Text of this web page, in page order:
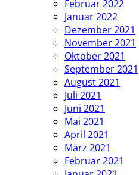
Februar 2022
Januar 2022
Dezember 2021
November 2021
Oktober 2021
September 2021
August 2021
Juli 2021
Juni 2021
Mai 2021
April 2021
März 2021
Februar 2021